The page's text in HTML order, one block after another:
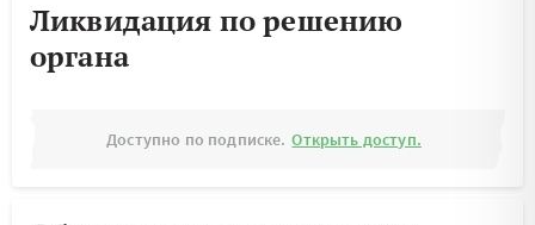
Ликвидация по решению
органа
Доступно по подписке. Открыть доступ.